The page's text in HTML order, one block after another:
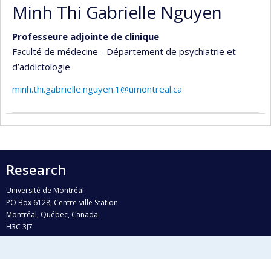
Minh Thi Gabrielle Nguyen
Professeure adjointe de clinique
Faculté de médecine - Département de psychiatrie et
d’addictologie
minh.thi.gabrielle.nguyen.1@umontreal.ca
Research
Université de Montréal
PO Box 6128, Centre-ville Station
Montréal, Québec, Canada
H3C 3J7